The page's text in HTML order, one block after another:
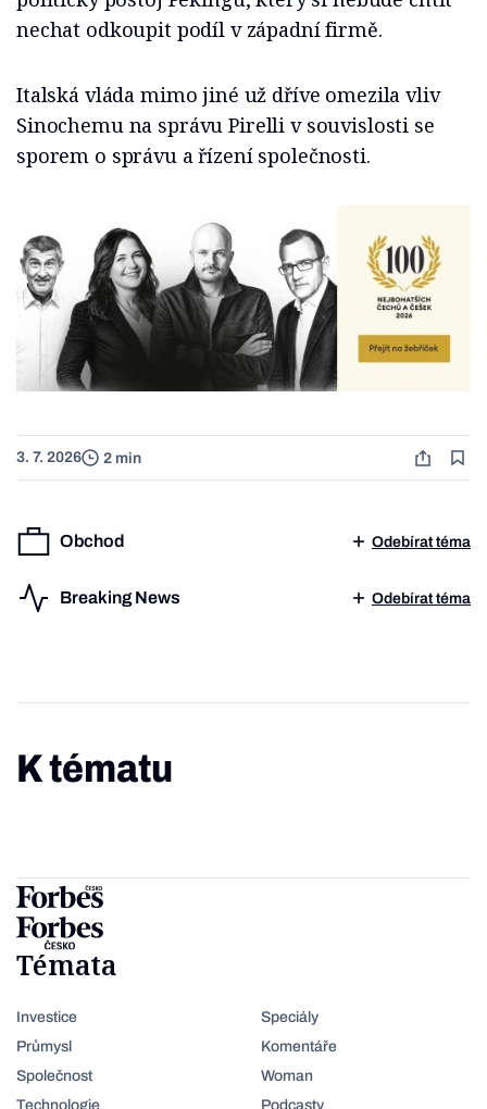
nechat odkoupit podíl v západní firmě.
Italská vláda mimo jiné už dříve omezila vliv
Sinochemu na správu Pirelli v souvislosti se
sporem o správu a řízení společnosti.
3. 7. 2026 2 min
Obchod Odebírat téma
Breaking News Odebírat téma
K tématu
Témata
Investice
Průmysl
Společnost
Technologie
Speciály
Komentáře
Woman
Podcasty